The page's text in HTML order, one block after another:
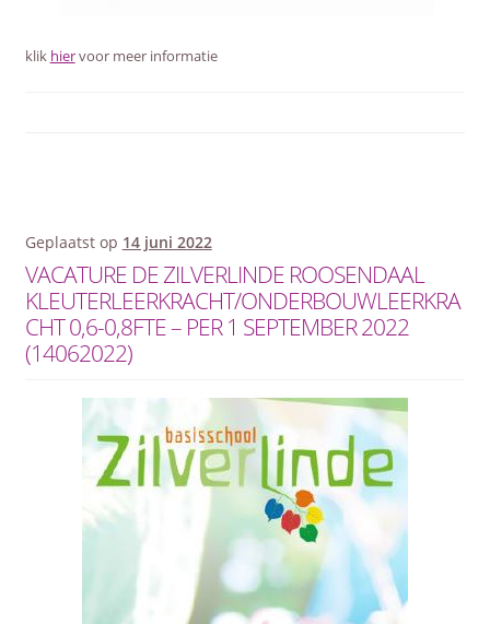
klik hiervoor meer informatie
Geplaatst op 14 juni 2022
VACATURE DE ZILVERLINDE ROOSENDAAL
KLEUTERLEERKRACHT/ONDERBOUWLEERKRA
CHT 0,6-0,8FTE – PER 1 SEPTEMBER 2022
(14062022)